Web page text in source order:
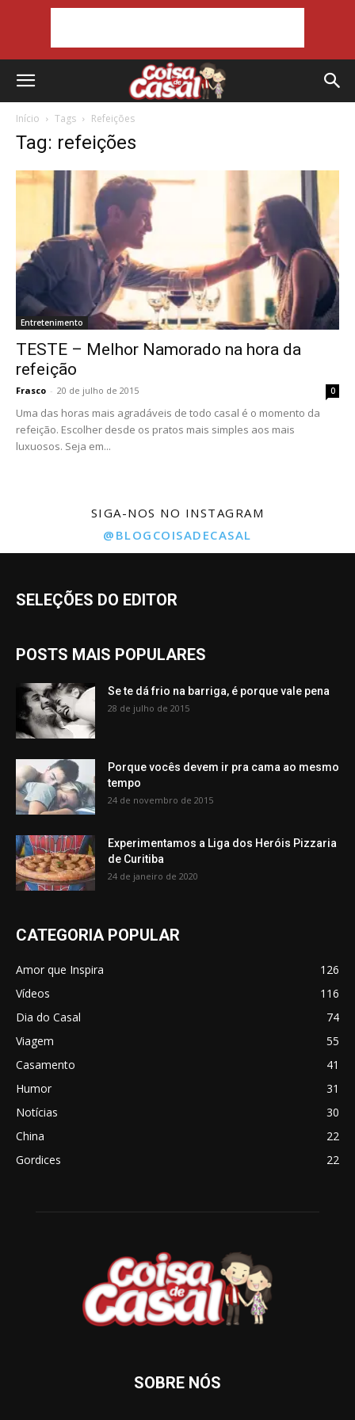
Início Tags Refeições
Tag: refeições
Entretenimento
TESTE – Melhor Namorado na hora da
refeição
Frasco - 20 de julho de 2015 0
Uma das horas mais agradáveis de todo casal é o momento da
refeição. Escolher desde os pratos mais simples aos mais
luxuosos. Seja em...
SIGA-NOS NO INSTAGRAM
@BLOGCOISADECASAL
SELEÇÕES DO EDITOR
POSTS MAIS POPULARES
Se te dá frio na barriga, é porque vale pena
28 de julho de 2015
Porque vocês devem ir pra cama ao mesmo
tempo
24 de novembro de 2015
Experimentamos a Liga dos Heróis Pizzaria
de Curitiba
24 de janeiro de 2020
CATEGORIA POPULAR
Amor que Inspira
126
Vídeos
116
Dia do Casal
74
Viagem
55
Casamento
41
Humor
31
Notícias
30
China
22
Gordices
22
SOBRE NÓS